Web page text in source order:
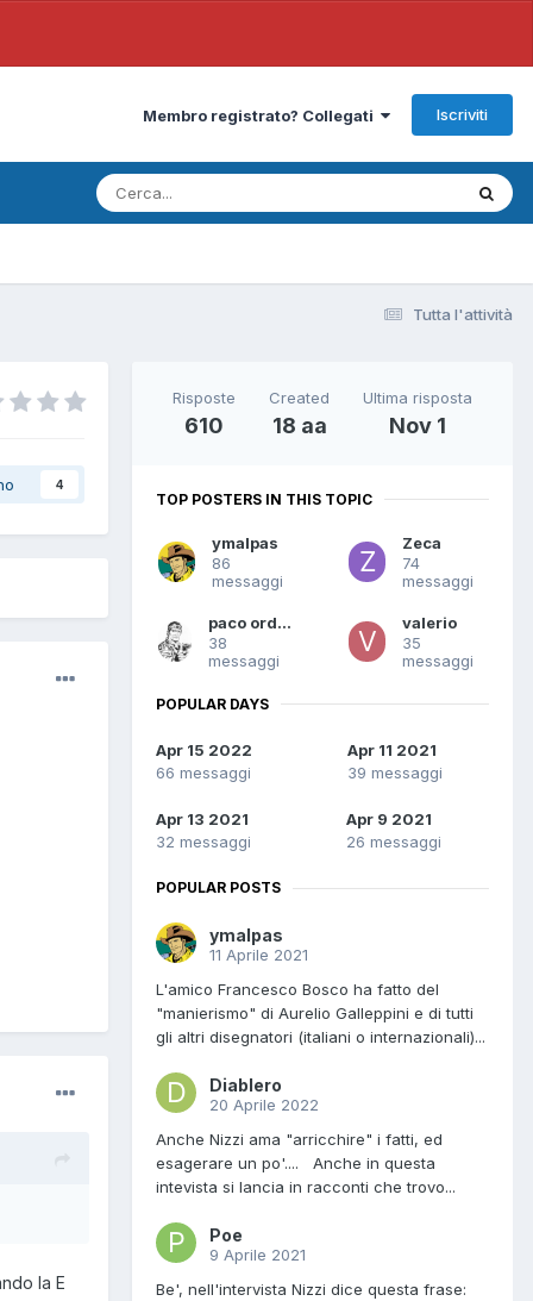
Membro registrato? Collegati Iscriviti
Tutta l'attività
4
la E
Risposte
610
Created
18 aa
Ultima risposta
Nov 1
TOP POSTERS IN THIS TOPIC
ymalpas
86
messaggi
Zeca
74
messaggi
paco ordonez
38
messaggi
valerio
35
messaggi
POPULAR DAYS
Apr 15 2022
66 messaggi
Apr 11 2021
39 messaggi
Apr 13 2021
32 messaggi
Apr 9 2021
26 messaggi
POPULAR POSTS
ymalpas
11 Aprile 2021
L'amico Francesco Bosco ha fatto del
"manierismo" di Aurelio Galleppini e di tutti
gli altri disegnatori (italiani o internazionali)...
Diablero
20 Aprile 2022
Anche Nizzi ama "arricchire" i fatti, ed
esagerare un po'.... Anche in questa
intevista si lancia in racconti che trovo...
Poe
9 Aprile 2021
Be', nell'intervista Nizzi dice questa frase: